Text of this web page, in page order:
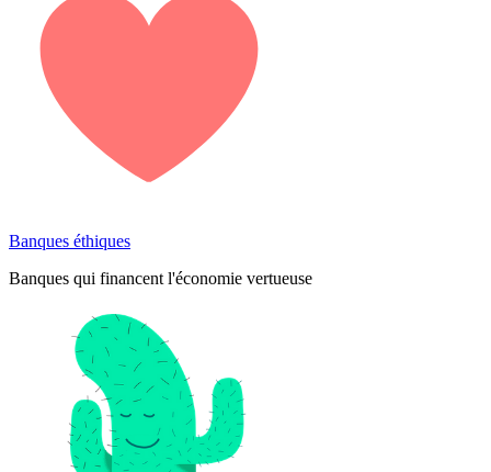
Banques éthiques
Banques qui financent l'économie vertueuse